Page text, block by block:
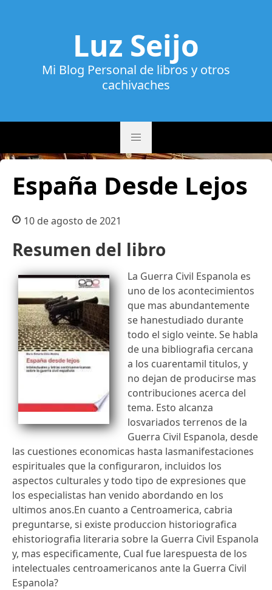
Luz Seijo
Mi Blog Personal de libros y otros
cachivaches
España Desde Lejos
10 de agosto de 2021
Resumen del libro
La Guerra Civil Espanola es
uno de los acontecimientos
que mas abundantemente
se hanestudiado durante
todo el siglo veinte. Se habla
de una bibliografia cercana
a los cuarentamil titulos, y
no dejan de producirse mas
contribuciones acerca del
tema. Esto alcanza
losvariados terrenos de la
Guerra Civil Espanola, desde
las cuestiones economicas hasta lasmanifestaciones
espirituales que la configuraron, incluidos los
aspectos culturales y todo tipo de expresiones que
los especialistas han venido abordando en los
ultimos anos.En cuanto a Centroamerica, cabria
preguntarse, si existe produccion historiografica
ehistoriografia literaria sobre la Guerra Civil Espanola
y, mas especificamente, Cual fue larespuesta de los
intelectuales centroamericanos ante la Guerra Civil
Espanola?